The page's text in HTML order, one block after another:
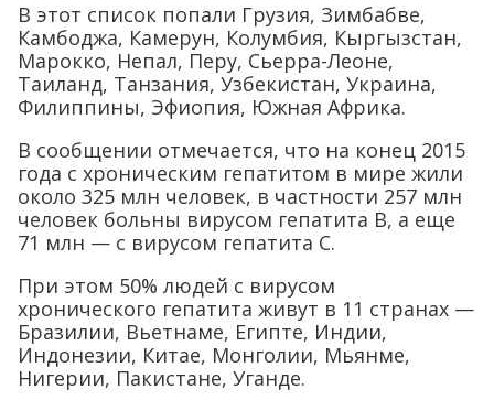
В этот список попали Грузия, Зимбабве,
Камбоджа, Камерун, Колумбия, Кыргызстан,
Марокко, Непал, Перу, Сьерра-Леоне,
Таиланд, Танзания, Узбекистан, Украина,
Филиппины, Эфиопия, Южная Африка.
В сообщении отмечается, что на конец 2015
года с хроническим гепатитом в мире жили
около 325 млн человек, в частности 257 млн
человек больны вирусом гепатита B, а еще
71 млн — с вирусом гепатита С.
При этом 50% людей с вирусом
хронического гепатита живут в 11 странах —
Бразилии, Вьетнаме, Египте, Индии,
Индонезии, Китае, Монголии, Мьянме,
Нигерии, Пакистане, Уганде.